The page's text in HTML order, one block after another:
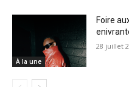
À la une
Foire
28 juillet